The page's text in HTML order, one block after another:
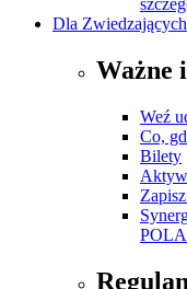
Dla Zwiedzających
Ważne
Weź
Co,
Bilety